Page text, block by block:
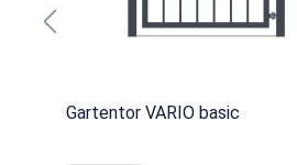
Gartentor VARIO basic